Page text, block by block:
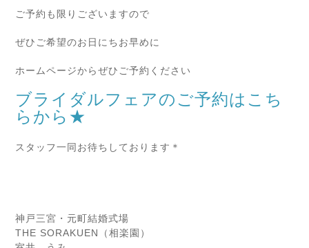
ご予約も限りございますので
ぜひご希望のお日にちお早めに
ホームページからぜひご予約ください
ブライダルフェアのご予約はこち
らから★
スタッフ一同お待ちしております＊
神戸三宮・元町結婚式場
THE SORAKUEN（相楽園）